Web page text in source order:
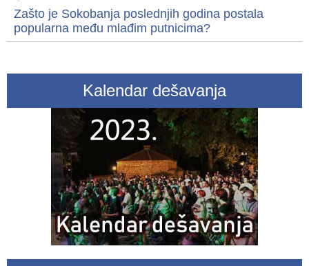
Zašto je Sokobanja poslednjih godina postala
popularna među mlađim putnicima?
Kalendar dešavanja